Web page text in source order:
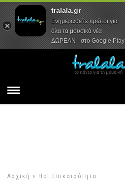
Αρχική Συνεντεύξεις
Αρχική » Hot Επικαιρότητα
tralala.gr
Ενημερωθείτε πρώτοι για
όλα τα μουσικά νέα
ΔΩΡΕΑΝ - στο Google Play